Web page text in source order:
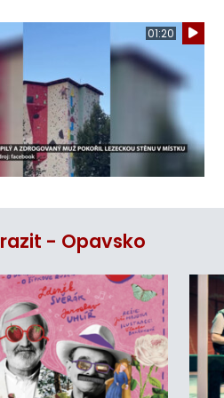
01:20
- Opavsko